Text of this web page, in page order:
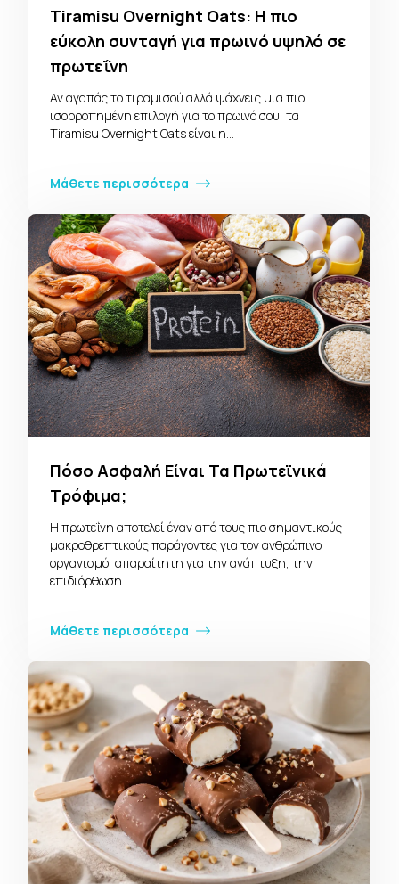
Tiramisu Overnight Oats: Η πιο
εύκολη συνταγή για πρωινό υψηλό σε
πρωτεΐνη
Αν αγαπάς το τιραμισού αλλά ψάχνεις μια πιο
ισορροπημένη επιλογή για το πρωινό σου, τα
Tiramisu Overnight Oats είναι η…
Μάθετε περισσότερα
Πόσο Ασφαλή Είναι Τα Πρωτεϊνικά
Τρόφιμα;
Η πρωτεΐνη αποτελεί έναν από τους πιο σημαντικούς
μακροθρεπτικούς παράγοντες για τον ανθρώπινο
οργανισμό, απαραίτητη για την ανάπτυξη, την
επιδιόρθωση…
Μάθετε περισσότερα